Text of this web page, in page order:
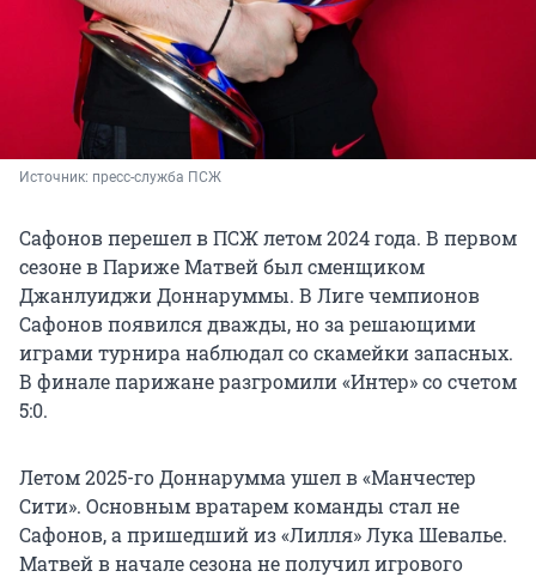
Источник: пресс-служба ПСЖ
Сафонов перешел в ПСЖ летом 2024 года. В первом
сезоне в Париже Матвей был сменщиком
Джанлуиджи Доннаруммы. В Лиге чемпионов
Сафонов появился дважды, но за решающими
играми турнира наблюдал со скамейки запасных.
В финале парижане разгромили «Интер» со счетом
5:0.
Летом 2025-го Доннарумма ушел в «Манчестер
Сити». Основным вратарем команды стал не
Сафонов, а пришедший из «Лилля» Лука Шевалье.
Матвей в начале сезона не получил игрового